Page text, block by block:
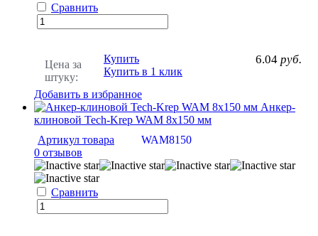
Сравнить
Цена за
штуку:
6.04 руб.
Купить
Купить в 1 клик
Добавить в избранное
Анкер-
клиновой Tech-Krep WAM 8х150 мм
Артикул товара
WAM8150
0 отзывов
Сравнить